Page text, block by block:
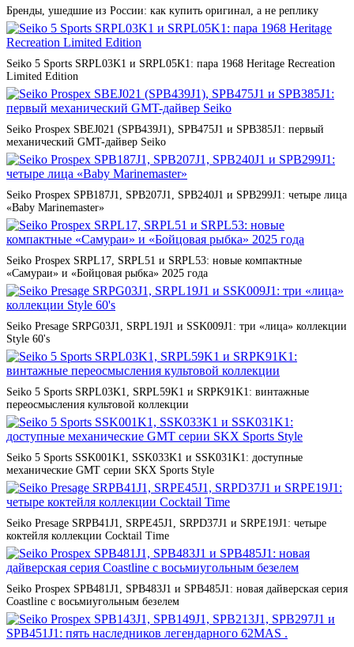
Бренды, ушедшие из России: как купить оригинал, а не реплику
Seiko 5 Sports SRPL03K1 и SRPL05K1: пара 1968 Heritage Recreation
Limited Edition
Seiko Prospex SBEJ021 (SPB439J1), SPB475J1 и SPB385J1: первый
механический GMT-дайвер Seiko
Seiko Prospex SPB187J1, SPB207J1, SPB240J1 и SPB299J1: четыре лица
«Baby Marinemaster»
Seiko Prospex SRPL17, SRPL51 и SRPL53: новые компактные
«Самураи» и «Бойцовая рыбка» 2025 года
Seiko Presage SRPG03J1, SRPL19J1 и SSK009J1: три «лица» коллекции
Style 60's
Seiko 5 Sports SRPL03K1, SRPL59K1 и SRPK91K1: винтажные
переосмысления культовой коллекции
Seiko 5 Sports SSK001K1, SSK033K1 и SSK031K1: доступные
механические GMT серии SKX Sports Style
Seiko Presage SRPB41J1, SRPE45J1, SRPD37J1 и SRPE19J1: четыре
коктейля коллекции Cocktail Time
Seiko Prospex SPB481J1, SPB483J1 и SPB485J1: новая дайверская серия
Coastline с восьмиугольным безелем